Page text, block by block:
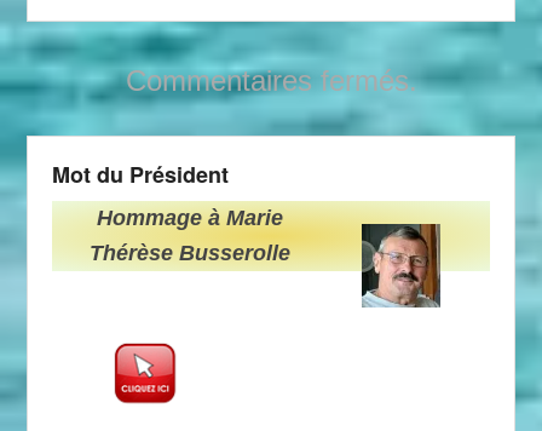
Commentaires fermés.
Mot du Président
Hommage à Marie
Thérèse Busserolle